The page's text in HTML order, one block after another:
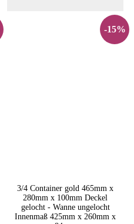
-15%
3/4 Container gold 465mm x
280mm x 100mm Deckel
gelocht - Wanne ungelocht
Innenmaß 425mm x 260mm x